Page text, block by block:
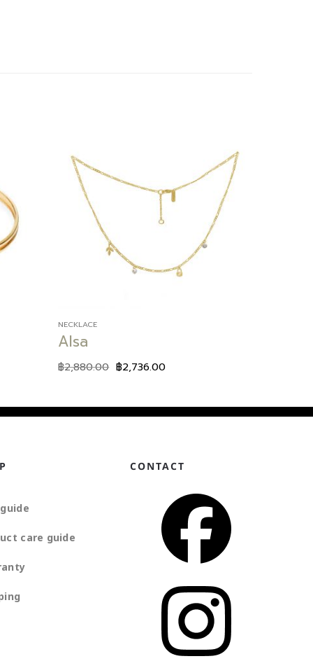
wishlist
Add to
wishlist
NECKLACE
Alsa
฿2,880.00 ฿2,736.00
care guide
CONTACT